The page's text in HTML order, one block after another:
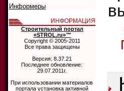
Информеры
ИНФОРМАЦИЯ
Строительный портал
«STROL.ru»™
Copyright © 2005-2011
Все права защищены
Версия: 8.37.21
Последнее обновление:
29.07.2011г.
При использовании материалов
портала установка активной